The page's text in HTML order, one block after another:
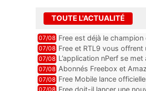
TOUTE L'ACTUALITÉ
07/08 Free est déjà le
encore au moin...
07/08 Free et RTL9 vous
l’obtenir
07/08 L’application nPerf se
Mobile, Orange, SFR ...
07/08 Abonnés Freebox et
07/08 Free Mobile lance
des promos et des
07/08 Free doit-il lancer une